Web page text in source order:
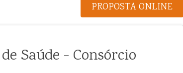
PROPOSTA ONLINE
Saúde - Consórcio